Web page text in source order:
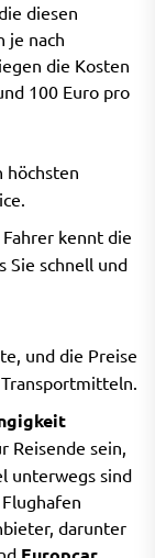
diesen
je nach
die Kosten
100 Euro pro
höchsten
Fahrer kennt die
Sie schnell und
und die Preise
Reisende sein,
unterwegs sind
darunter